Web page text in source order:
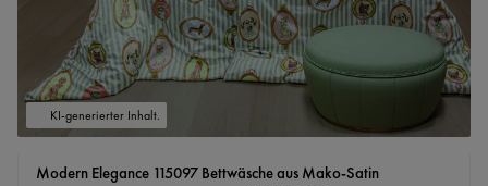
KI-generierter Inhalt.
Modern Elegance 115097 Bettwäsche aus Mako-Satin